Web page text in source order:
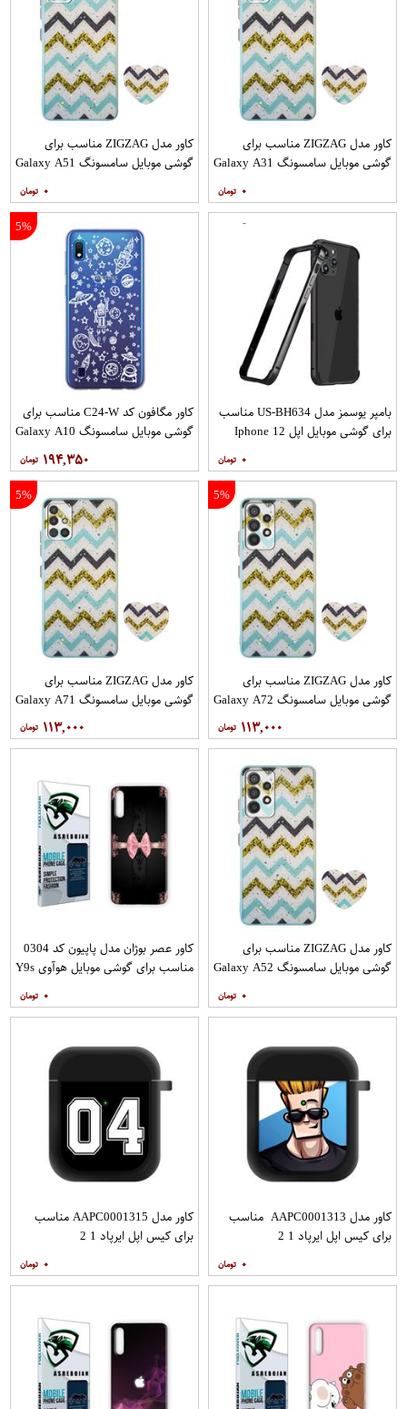
کاور مدل ZIGZAG مناسب برای
گوشی موبایل سامسونگ Galaxy A31
۰
کاور مدل ZIGZAG مناسب برای
گوشی موبایل سامسونگ Galaxy A51
۰
بامپر یوسمز مدل US-BH634 مناسب
برای گوشی موبایل اپل Iphone 12
۰
5%
کاور مگافون کد C24-W مناسب برای
گوشی موبایل سامسونگ Galaxy A10
۱۹۴,۳۵۰
5%
کاور مدل ZIGZAG مناسب برای
گوشی موبایل سامسونگ Galaxy A72
۱۱۳,۰۰۰
5%
کاور مدل ZIGZAG مناسب برای
گوشی موبایل سامسونگ Galaxy A71
۱۱۳,۰۰۰
کاور مدل ZIGZAG مناسب برای
گوشی موبایل سامسونگ Galaxy A52
۰
کاور عصر بوژان مدل پاپیون کد 0304
مناسب برای گوشی موبایل هوآوی Y9s
۰
کاور مدل AAPC0001313 مناسب
برای کیس اپل ایرپاد 1 2
۰
کاور مدل AAPC0001315 مناسب
برای کیس اپل ایرپاد 1 2
۰